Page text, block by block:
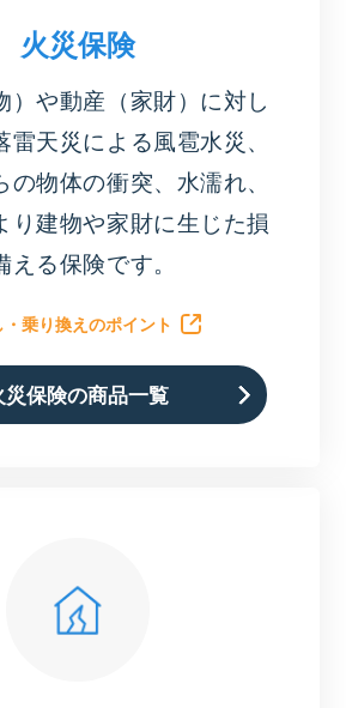
火災保険
）や動産（家財）に対し
天災による風雹水災、
物体の衝突、水濡れ、
り建物や家財に生じた損
る保険です。
・乗り換えのポイント
災保険の商品一覧